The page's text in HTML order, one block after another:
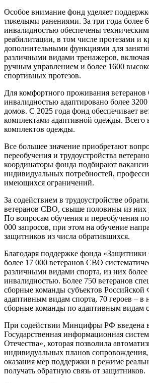
Особое внимание фонд уделяет
тяжелыми ранениями. За три года более
инвалидностью обеспечены
реабилитации, в том числе протезами и
дополнительными функциями для
различными видами тренажеров,
ручным управлением и более 1600
спортивных протезов.
Для комфортного проживания
инвалидностью адаптировано более
домов. С 2025 года фонд обеспечивает
комплектами адаптивной одежды. Всего
комплектов одежды.
Все большее значение приобретают
переобучения и трудоустройства
координаторы фонда подбирают
индивидуальных потребностей,
имеющихся ограничений.
За содействием в трудоустройстве
ветеранов СВО, свыше половины из них
По вопросам обучения и переобучения
000 запросов, при этом на обучение
защитников из числа обратившихся.
Благодаря поддержке фонда «Защитники
более 17 000 ветеранов СВО
различными видами спорта, из них
инвалидностью. Более 750 ветеранов
сборные команды субъектов Российской
адаптивным видам спорта, 70 героев – в
сборные команды по адаптивным видам
При содействии Минцифры РФ введена
Государственная информационная
Отечества», которая позволила
индивидуальных планов сопровождения,
оказания мер поддержки в режиме
получать обратную связь от защитников.